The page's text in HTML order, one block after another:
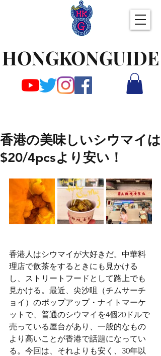
HONGKONGUIDE
香港の美味しいシウマイは
$20/4pcsより安い！
香港人はシウマイが大好きだ。中華料
理店で飲茶をするときにも見かける
し、ストリートフードとして路上でも
見かける。最近、尖沙咀（チムサーチ
ョイ）のポップアップ・ナイトマーケ
ットで、普通のシウマイを4個20ドルで
売っている屋台があり、一般的なもの
より高いことが香港で話題になってい
る。今回は、それよりも安く、30年以